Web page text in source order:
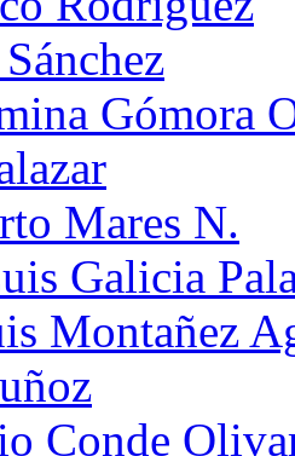
Gómora
Mares N.
Galicia
Montañez
Conde